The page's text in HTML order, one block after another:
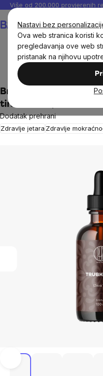
Nastavi bez
Ova web stranica koristi
pregledavanja ove web
pristanak na njihovu
Preskoči
sadržaj
Više od 200.000 provjerenih
BrainMax Pure®
tinktura 1:5, 100 ml
Dodatak prehrani
Zdravlje jetara Zdravlje